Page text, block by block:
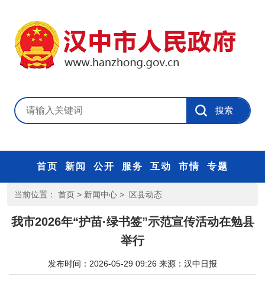
首页 新闻 公开 服务 互动 市情 专题
当前位置： 首页 > 新闻中心 > 区县动态
我市2026年“护苗·绿书签”示范宣传活动在勉县
举行
发布时间：2026-05-29 09:26 来源： 汉中日报